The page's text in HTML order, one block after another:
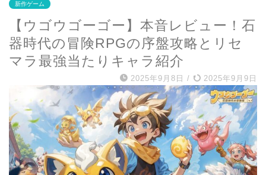
新作ゲーム
【ウゴウゴーゴー】本音レビュー！石
器時代の冒険RPGの序盤攻略とリセ
マラ最強当たりキャラ紹介
2025年9月8日 / 2025年9月9日